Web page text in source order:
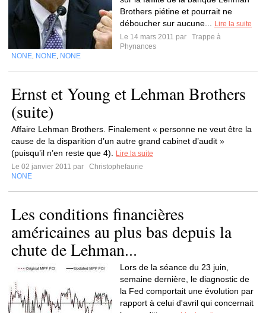
Brothers piétine et pourrait ne
déboucher sur aucune...
Lire la suite
Le 14 mars 2011 par
Trappe à
Phynances
NONE NONE NONE
Ernst et Young et Lehman Brothers
(suite)
Affaire Lehman Brothers. Finalement « personne ne veut être la
cause de la disparition d’un autre grand cabinet d’audit »
(puisqu’il n’en reste que 4).
Lire la suite
Le 02 janvier 2011 par
Christophefaurie
NONE
Les conditions financières
américaines au plus bas depuis la
chute de Lehman...
Lors de la séance du 23 juin,
semaine dernière, le diagnostic de
la Fed comportait une évolution par
rapport à celui d'avril qui concernait